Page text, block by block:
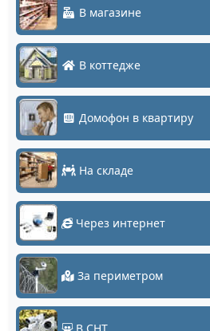
В магазине
В коттедже
Домофон в квартиру
На складе
Через интернет
За периметром